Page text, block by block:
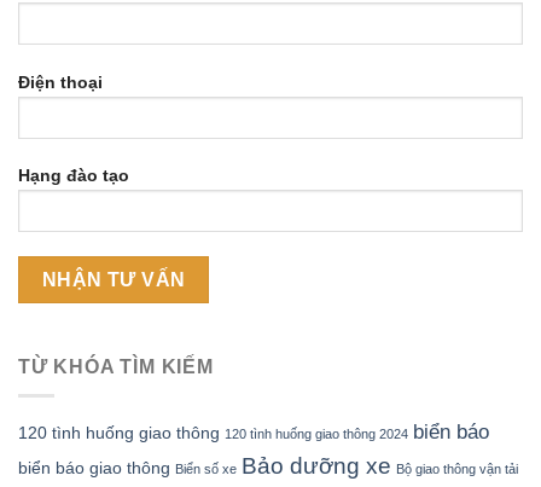
Điện thoại
Hạng đào tạo
TỪ KHÓA TÌM KIẾM
120 tình huống giao thông 120 tình huống giao thông 2024 biển báo
biển báo giao thông Biển số xe Bảo dưỡng xe Bộ giao thông vận tải